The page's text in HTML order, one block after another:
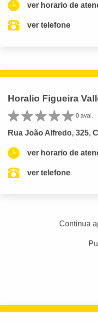
ver horario de
ver telefone
Horalio Figueira
0 aval.
Rua João Alfredo, 325,
ver horario de
ver telefone
Continua